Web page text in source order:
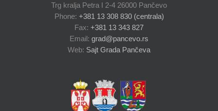
Trg kralja Petra I 2-4 26000 Pančevo
Phone: +381 13 308 830 (centrala)
Fax: +381 13 343 827
Email: grad@pancevo.rs
Web: Sajt Grada Pančeva